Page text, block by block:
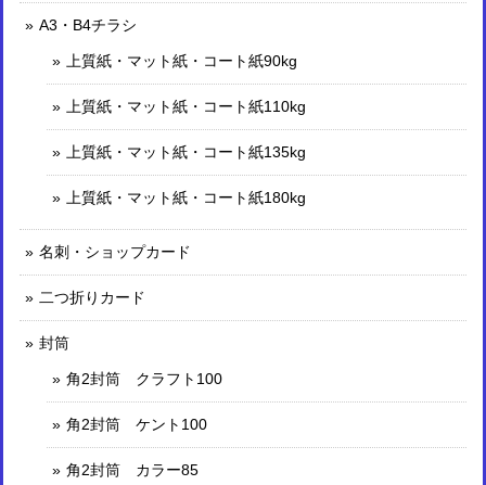
A3・B4チラシ
上質紙・マット紙・コート紙90kg
上質紙・マット紙・コート紙110kg
上質紙・マット紙・コート紙135kg
上質紙・マット紙・コート紙180kg
名刺・ショップカード
二つ折りカード
封筒
角2封筒 クラフト100
角2封筒 ケント100
角2封筒 カラー85